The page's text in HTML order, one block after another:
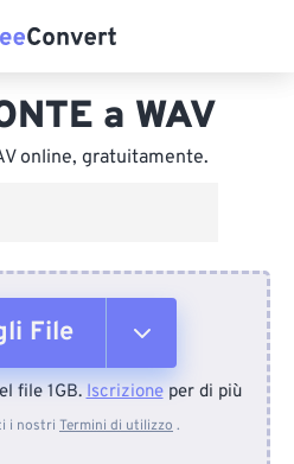
a WAV
online, gratuitamente.
File
dispositivo
file 1GB.Iscrizioneper di più
i nostri Termini di utilizzo .